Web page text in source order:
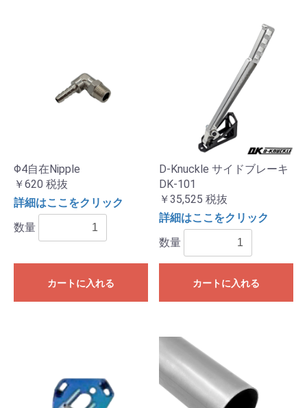
Φ4自在Nipple
￥620 税抜
詳細はここをクリック
数量
カートに入れる
D-Knuckle サイドブレーキ
DK-101
￥35,525 税抜
詳細はここをクリック
数量
カートに入れる